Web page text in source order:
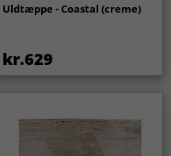
Uldtæppe - Coastal (creme)
kr.629